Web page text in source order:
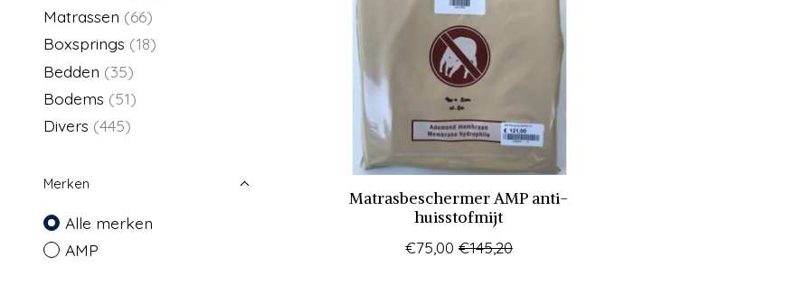
Matrassen (66)
Boxsprings (18)
Bedden (35)
Bodems (51)
Divers (445)
Merken
Alle merken
AMP
Matrasbeschermer AMP anti-
huisstofmijt
€75,00 €145,20